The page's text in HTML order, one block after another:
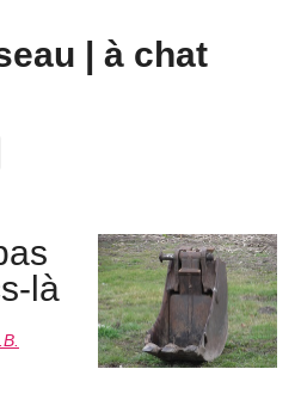
| à chat
là